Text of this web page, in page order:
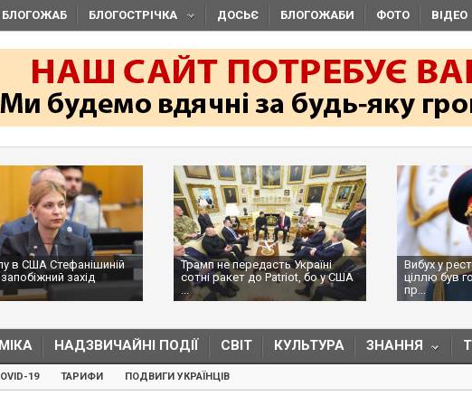
БЛОГОЖАБ БЛОГОСТРІЧКА ДОСЬЄ БЛОГОЖАБИ ФОТО ВІДЕО
в США Стефанішиній
захід
Трамп не передасть Україні
сотні ракет до Patriot, бо у США
...
Вибух у
ціллю був
пр...
НАДЗВИЧАЙНІ ПОДІЇ СВІТ КУЛЬТУРА ЗНАННЯ
19 ТАРИФИ ПОДВИГИ УКРАЇНЦІВ